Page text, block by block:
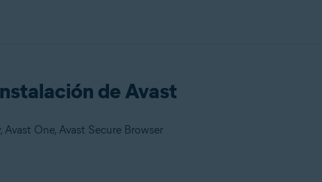
de Avast
One, Avast Secure Browser